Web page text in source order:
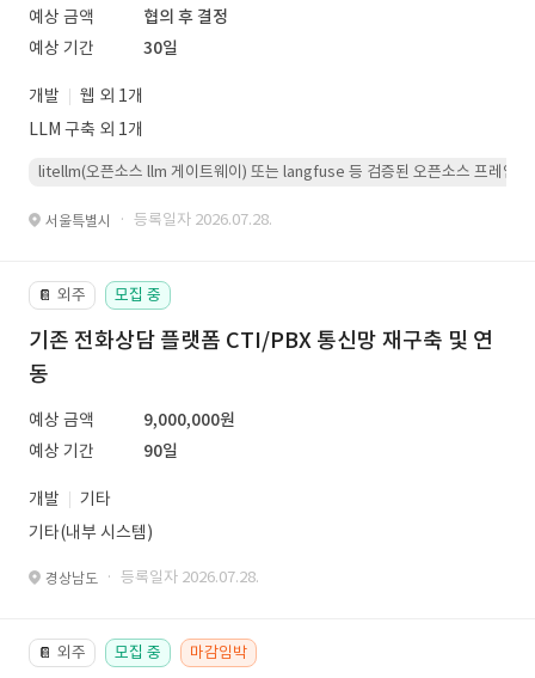
예상 금액
협의 후 결정
예상 기간
30일
개발
웹 외 1개
LLM 구축 외 1개
litellm(오픈소스 llm 게이트웨이) 또는 langfuse 등 검증된 오픈소스 프레임워
서울특별시 · 등록일자 2026.07.28.
📔 외주 모집 중
기존 전화상담 플랫폼 CTI/PBX 통신망 재구축 및 연
동
예상 금액
9,000,000원
예상 기간
90일
개발
기타
기타(내부 시스템)
경상남도 · 등록일자 2026.07.28.
📔 외주 모집 중 마감임박